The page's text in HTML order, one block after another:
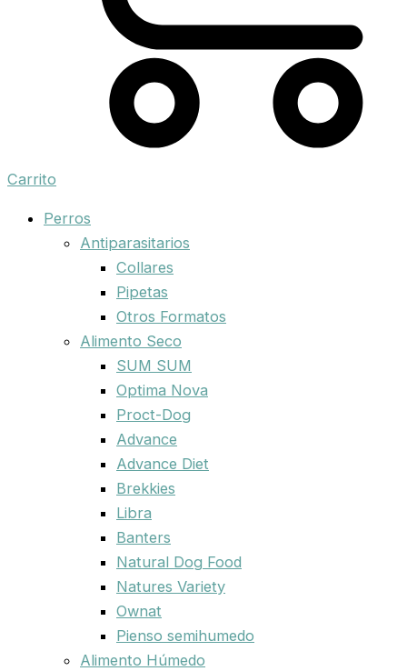
Carrito
Perros
Antiparasitarios
Collares
Pipetas
Otros Formatos
Alimento Seco
SUM SUM
Optima Nova
Proct-Dog
Advance
Advance Diet
Brekkies
Libra
Banters
Natural Dog Food
Natures Variety
Ownat
Pienso semihumedo
Alimento Húmedo